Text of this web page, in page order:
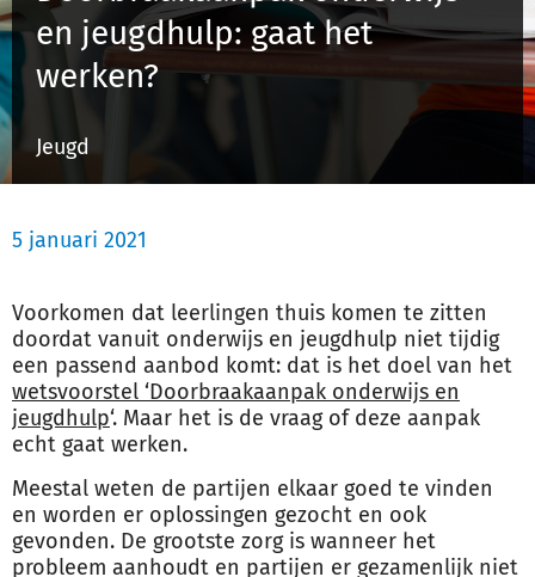
Registreren
en jeugdhulp: gaat het
werken?
Jeugd
5 januari 2021
Voorkomen dat leerlingen thuis komen te zitten
doordat vanuit onderwijs en jeugdhulp niet tijdig
een passend aanbod komt: dat is het doel van het
wetsvoorstel ‘Doorbraakaanpak onderwijs en
jeugdhulp‘. Maar het is de vraag of deze aanpak
echt gaat werken.
Meestal weten de partijen elkaar goed te vinden
en worden er oplossingen gezocht en ook
gevonden. De grootste zorg is wanneer het
probleem aanhoudt en partijen er gezamenlijk niet